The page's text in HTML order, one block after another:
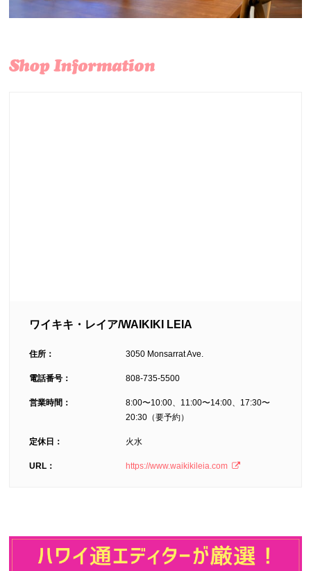
ワイキキ・レイア/WAIKIKI LEIA
住所： 3050 Monsarrat Ave.
電話番号： 808-735-5500
営業時間：
8:00〜10:00、11:00〜14:00、17:30〜
20:30（要予約）
定休日： 火水
URL： https://www.waikikileia.com